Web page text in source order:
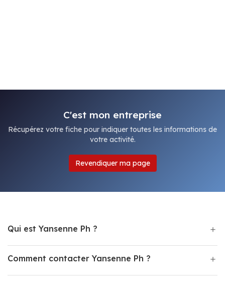
C'est mon entreprise
Récupérez votre fiche pour indiquer toutes les informations de
votre activité.
Revendiquer ma page
Qui est Yansenne Ph ?
Comment contacter Yansenne Ph ?